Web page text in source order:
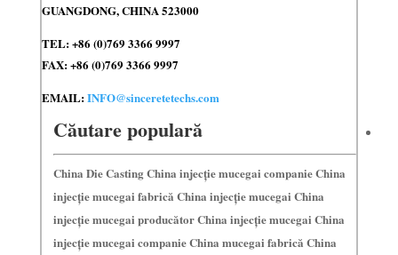
GUANGDONG, CHINA 523000
TEL: +86 (0)769 3366 9997
FAX: +86 (0)769 3366 9997
EMAIL:INFO@sinceretetechs.com
Căutare populară
China Die Casting China injecție mucegai companie China
injecție mucegai fabrică China injecție mucegai China
injecție mucegai producător China injecție mucegai China
injecție mucegai companie China mucegai fabrică China